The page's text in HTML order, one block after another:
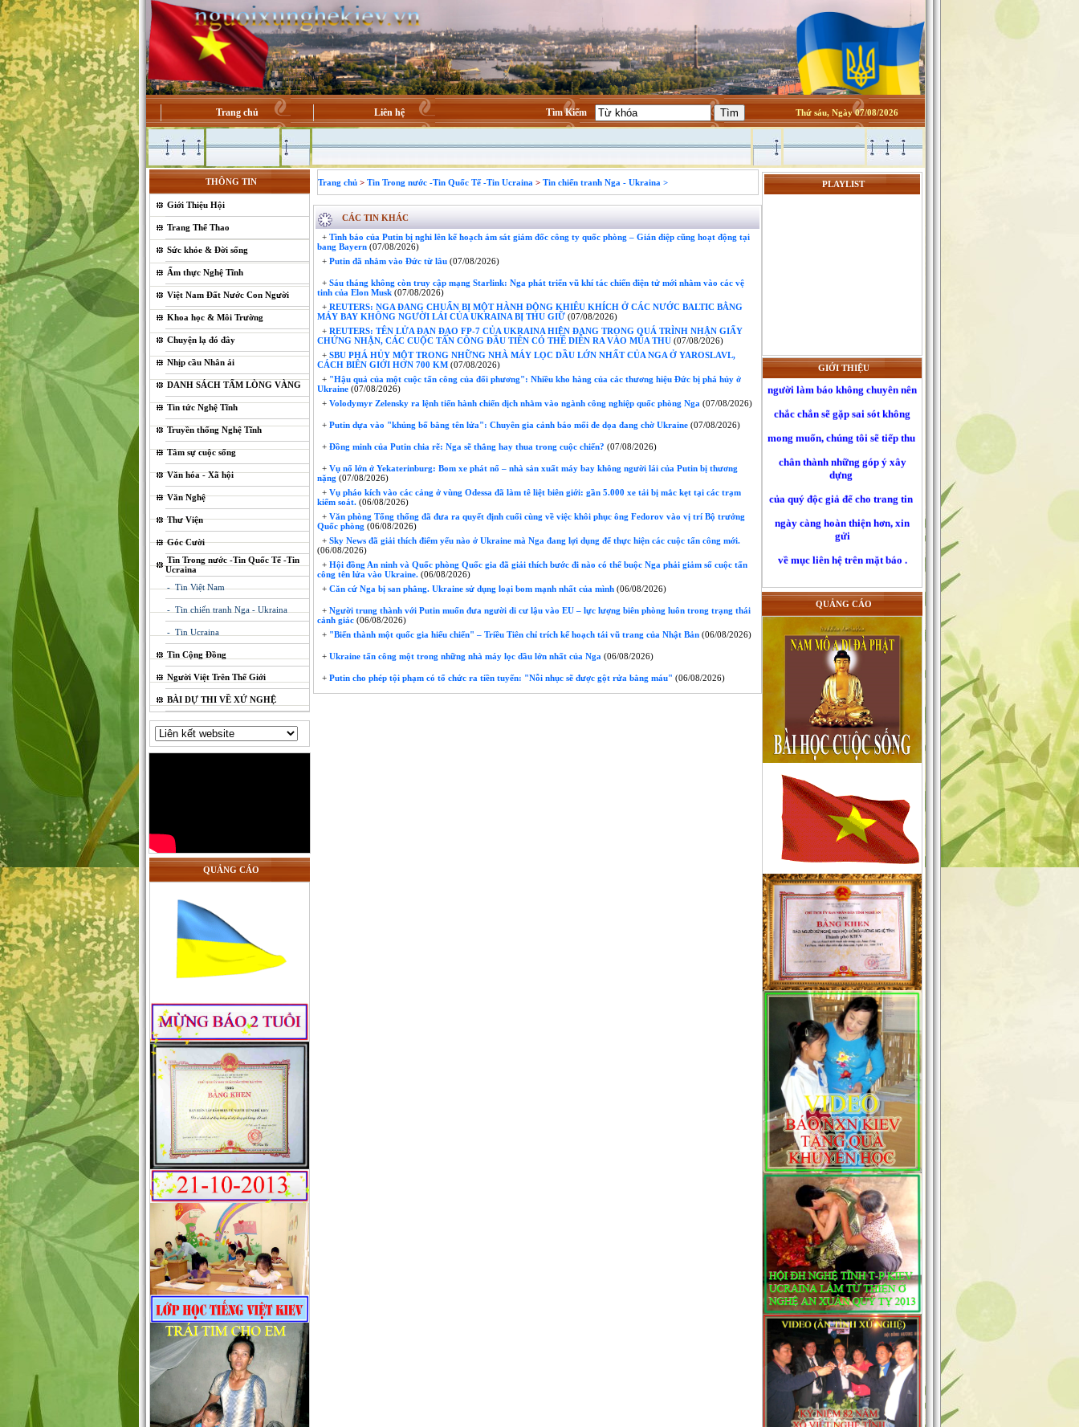
Trang chủ Liên hệ Tìm Kiếm Thứ sáu, Ngày 07/08/2026
THÔNG TIN
Giới Thiệu Hội
Trang Thể Thao
Sức khỏe & Đời sống
Ẩm thực Nghệ Tĩnh
Việt Nam Đất Nước Con Người
Khoa học & Môi Trường
Chuyện lạ đó đây
Nhịp cầu Nhân ái
DANH SÁCH TẤM LÒNG VÀNG
Tin tức Nghệ Tĩnh
Truyền thống Nghệ Tĩnh
Tâm sự cuộc sống
Văn hóa - Xã hội
Văn Nghệ
Thư Viện
Góc Cười
Tin Trong nước -Tin Quốc Tế -Tin
Ucraina
- Tin Việt Nam
- Tin chiến tranh Nga - Ukraina
- Tin Ucraina
Tin Cộng Đồng
Người Việt Trên Thế Giới
BÀI DỰ THI VỀ XỨ NGHỆ
QUẢNG CÁO
Trang chủ > Tin Trong nước -Tin Quốc Tế -Tin Ucraina > Tin chiến tranh Nga - Ukraina >
CÁC TIN KHÁC
+ Tình báo của Putin bị nghi lên kế hoạch ám sát giám đốc công ty quốc phòng – Gián điệp cũng hoạt động tại
bang Bayern (07/08/2026)
+ Putin đã nhắm vào Đức từ lâu (07/08/2026)
+ Sáu tháng không còn truy cập mạng Starlink: Nga phát triển vũ khí tác chiến điện tử mới nhằm vào các vệ
tinh của Elon Musk (07/08/2026)
+ REUTERS: NGA ĐANG CHUẨN BỊ MỘT HÀNH ĐỘNG KHIÊU KHÍCH Ở CÁC NƯỚC BALTIC BẰNG
MÁY BAY KHÔNG NGƯỜI LÁI CỦA UKRAINA BỊ THU GIỮ (07/08/2026)
+ REUTERS: TÊN LỬA ĐẠN ĐẠO FP-7 CỦA UKRAINA HIỆN ĐANG TRONG QUÁ TRÌNH NHẬN GIẤY
CHỨNG NHẬN, CÁC CUỘC TẤN CÔNG ĐẦU TIÊN CÓ THỂ DIỄN RA VÀO MÙA THU (07/08/2026)
+ SBU PHÁ HỦY MỘT TRONG NHỮNG NHÀ MÁY LỌC DẦU LỚN NHẤT CỦA NGA Ở YAROSLAVL,
CÁCH BIÊN GIỚI HƠN 700 KM (07/08/2026)
+ "Hậu quả của một cuộc tấn công của đối phương": Nhiều kho hàng của các thương hiệu Đức bị phá hủy ở
Ukraine (07/08/2026)
+ Volodymyr Zelensky ra lệnh tiến hành chiến dịch nhằm vào ngành công nghiệp quốc phòng Nga (07/08/2026)
+ Putin dựa vào "khủng bố bằng tên lửa": Chuyên gia cảnh báo mối đe dọa đang chờ Ukraine (07/08/2026)
+ Đồng minh của Putin chia rẽ: Nga sẽ thắng hay thua trong cuộc chiến? (07/08/2026)
+ Vụ nổ lớn ở Yekaterinburg: Bom xe phát nổ – nhà sản xuất máy bay không người lái của Putin bị thương
nặng (07/08/2026)
+ Vụ pháo kích vào các cảng ở vùng Odessa đã làm tê liệt biên giới: gần 5.000 xe tải bị mắc kẹt tại các trạm
kiểm soát. (06/08/2026)
+ Văn phòng Tổng thống đã đưa ra quyết định cuối cùng về việc khôi phục ông Fedorov vào vị trí Bộ trưởng
Quốc phòng (06/08/2026)
+ Sky News đã giải thích điểm yếu nào ở Ukraine mà Nga đang lợi dụng để thực hiện các cuộc tấn công mới.
(06/08/2026)
+ Hội đồng An ninh và Quốc phòng Quốc gia đã giải thích bước đi nào có thể buộc Nga phải giảm số cuộc tấn
công tên lửa vào Ukraine. (06/08/2026)
+ Căn cứ Nga bị san phẳng. Ukraine sử dụng loại bom mạnh nhất của mình (06/08/2026)
+ Người trung thành với Putin muốn đưa người di cư lậu vào EU – lực lượng biên phòng luôn trong trạng thái
cảnh giác (06/08/2026)
+ "Biến thành một quốc gia hiếu chiến" – Triều Tiên chỉ trích kế hoạch tái vũ trang của Nhật Bản (06/08/2026)
+ Ukraine tấn công một trong những nhà máy lọc dầu lớn nhất của Nga (06/08/2026)
+ Putin cho phép tội phạm có tổ chức ra tiền tuyến: "Nỗi nhục sẽ được gột rửa bằng máu" (06/08/2026)
PLAYLIST
GIỚI THIỆU
Kính thưa quý độc giả
Website nguoixunghekiev.vn
hoạt động chính thức từ tháng
10/2012. và phi lợi nhuận.
Trang tin đăng tải tin tức
người làm báo không chuyên nên
chắc chắn sẽ gặp sai sót không
mong muốn, chúng tôi sẽ tiếp thu
chân thành những góp ý xây
của quý độc giả để cho trang tin
ngày càng hoàn thiện hơn, xin
về mục liên hệ trên mặt báo .
QUẢNG CÁO